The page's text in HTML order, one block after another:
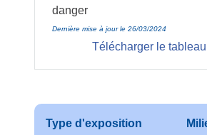
danger
Dernière mise à jour le 26/03/2024
Télécharger le tableau
Type d'exposition